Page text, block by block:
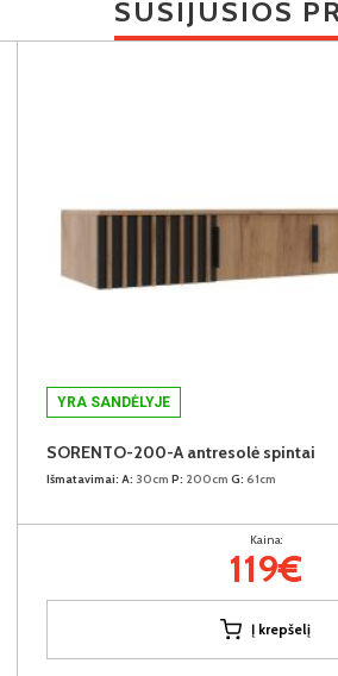
SUSIJUSIOS
YRA SANDĖLYJE
SORENTO-200-A antresolė spintai
Išmatavimai: A: 30cm P: 200cm G: 61cm
Kaina:
119€
Į krepšelį